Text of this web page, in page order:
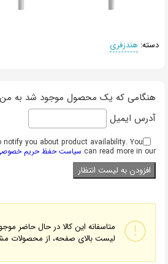
دسته: هندزفری
هنگامی که یک محصول موجود شد به من
آدرس ایمیل
you about product availability. You
can read more in our سیاست حفظ حریم
متاسفانه این کالا در حال حاضر
لیست بالای صفحه، از محصولات